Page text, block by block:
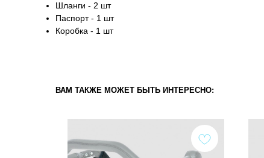
Шланги - 2 шт
Паспорт - 1 шт
Коробка - 1 шт
ВАМ ТАКЖЕ МОЖЕТ БЫТЬ ИНТЕРЕСНО: